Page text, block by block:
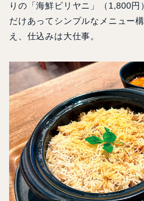
りの「海鮮ビリヤニ」（1,800円
だけあってシンプルなメニュー
え、仕込みは大仕事。